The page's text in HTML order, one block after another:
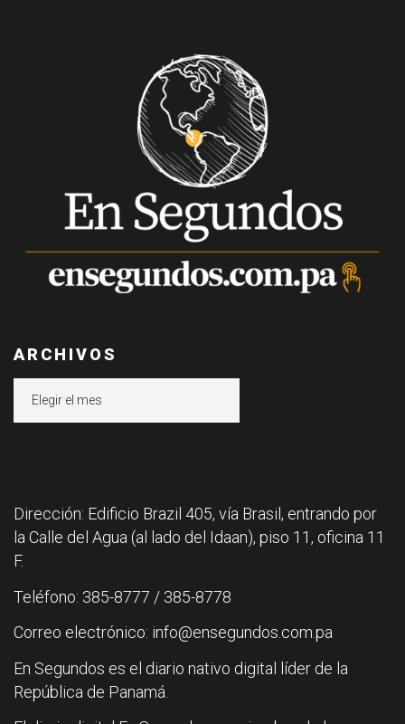
ARCHIVOS
Dirección: Edificio Brazil 405, vía Brasil, entrando por
la Calle del Agua (al lado del Idaan), piso 11, oficina 11
F.
Teléfono: 385-8777 / 385-8778
Correo electrónico: info@ensegundos.com.pa
En Segundos es el diario nativo digital líder de la
República de Panamá.